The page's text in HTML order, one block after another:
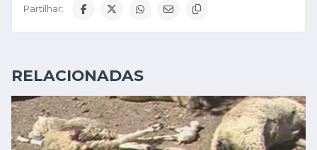
Partilhar:
RELACIONADAS